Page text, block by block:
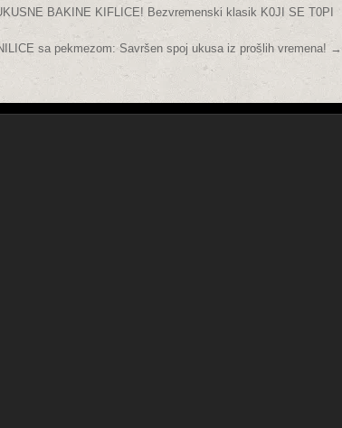
BAKINE KIFLICE! Bezvremenski klasik K0JI SE T0PI
sa pekmezom: Savršen spoj ukusa iz prošlih vremena! →